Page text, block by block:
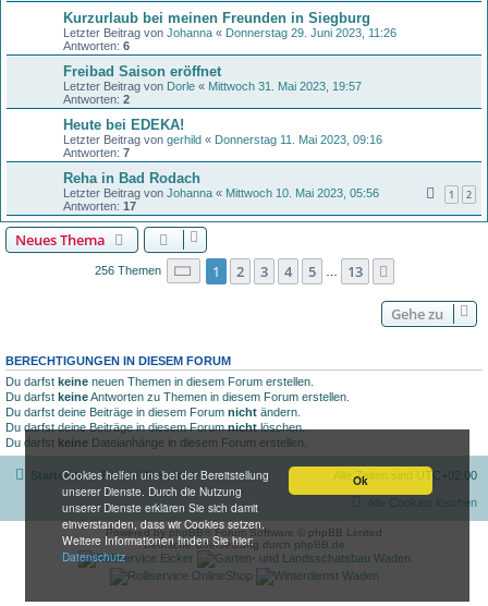
Ok
Cookies helfen uns bei der Bereitstellung
unserer Dienste. Durch die Nutzung
unserer Dienste erklären Sie sich damit
einverstanden, dass wir Cookies setzen.
Weitere Informationen finden Sie hier:
Datenschutz
Kurzurlaub bei meinen Freunden in Siegburg
Letzter Beitrag von Johanna « Donnerstag 29. Juni 2023, 11:26
Antworten: 6
Freibad Saison eröffnet
Letzter Beitrag von Dorle « Mittwoch 31. Mai 2023, 19:57
Antworten: 2
Heute bei EDEKA!
Letzter Beitrag von gerhild « Donnerstag 11. Mai 2023, 09:16
Antworten: 7
Reha in Bad Rodach
Letzter Beitrag von Johanna « Mittwoch 10. Mai 2023, 05:56
Antworten: 17
1 2
Neues Thema
256 Themen Seite 1von 13
1 2 3 4 5 13
Gehe zu
BERECHTIGUNGEN IN DIESEM FORUM
Du darfst keine neuen Themen in diesem Forum erstellen.
Du darfst keineAntworten zu Themen in diesem Forum erstellen.
Du darfst deine Beiträge in diesem Forum nicht ändern.
Du darfst deine Beiträge in diesem Forumnichtlöschen.
Du darfst keine Dateianhänge in diesem Forum erstellen.
Startseite Foren-Übersicht Alle Zeiten sind UTC+02:00
Alle Cookies löschen
Powered by phpBB® Forum Software © phpBB Limited
Deutsche Übersetzung durch phpBB.de